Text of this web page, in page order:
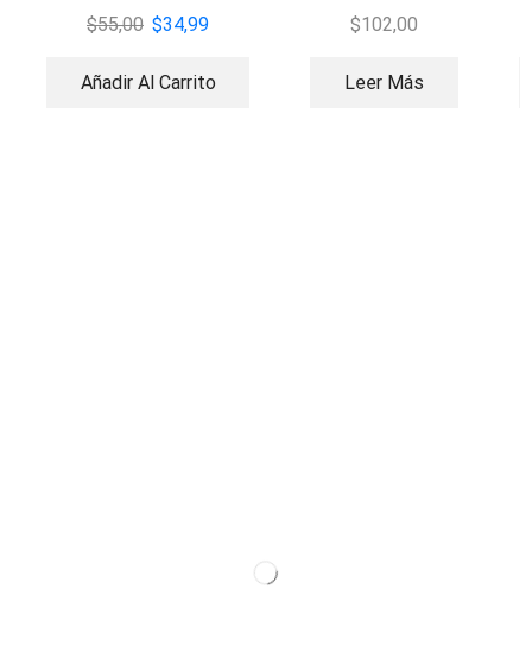
$55,00 $34,99
Añadir Al Carrito
200W
$102,00
Leer Más